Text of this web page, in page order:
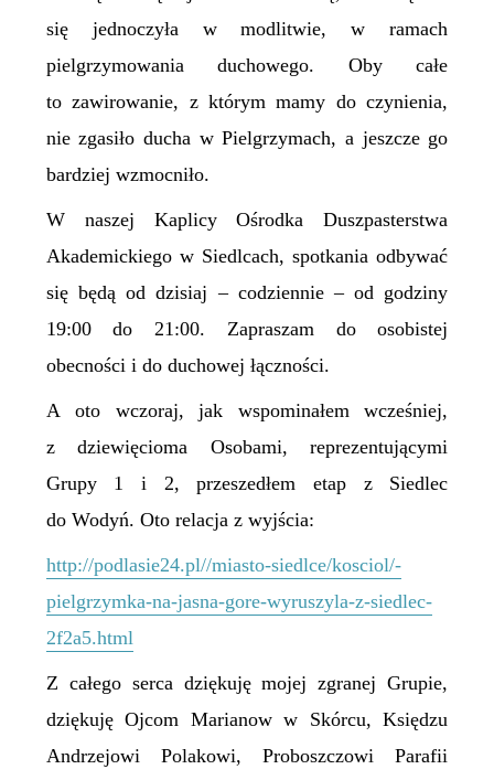
się jednoczyła w modlitwie, w ramach
pielgrzymowania duchowego. Oby całe
to zawirowanie, z którym mamy do czynienia,
nie zgasiło ducha w Pielgrzymach, a jeszcze go
bardziej wzmocniło.
W naszej Kaplicy Ośrodka Duszpasterstwa
Akademickiego w Siedlcach, spotkania odbywać
się będą od dzisiaj – codziennie – od godziny
19:00 do 21:00. Zapraszam do osobistej
obecności i do duchowej łączności.
A oto wczoraj, jak wspominałem wcześniej,
z dziewięcioma Osobami, reprezentującymi
Grupy 1 i 2, przeszedłem etap z Siedlec
do Wodyń. Oto relacja z wyjścia:
http://podlasie24.pl//miasto-siedlce/kosciol/-
pielgrzymka-na-jasna-gore-wyruszyla-z-siedlec-
2f2a5.html
Z całego serca dziękuję mojej zgranej Grupie,
dziękuję Ojcom Marianow w Skórcu, Księdzu
Andrzejowi Polakowi, Proboszczowi Parafii